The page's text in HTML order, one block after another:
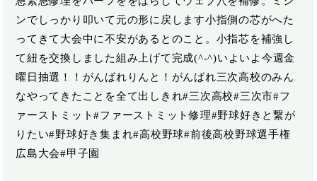
ンでしっかり叩いて元の形に戻します小指側の芯がへた
ってきて大会中に不安があるとのこと。小指芯を補強し
て紐を交換しました組み上げて完成(^-^)️いよいよ今週金
曜日抽選！！がんばれりんと！がんばれ三次高校のみん
なやってきたことを全て出しきれ#三次高校#三次市#フ
ァーストミット#ファーストミット修理#野球好きと繋が
りたい#野球好き集まれ#高校野球#前後高校野球選手権
広島大会#甲子園